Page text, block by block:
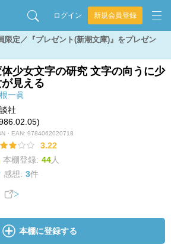
ログイン 新規会員登録
限定／『プレゼント(新潮文庫)』をプレゼン
少女文字の研究 文字の向うに少
見える
一眞
社
・EAN: 9784062020718
3.22
本棚登録: 44人
感想: 3件
本棚に登録する